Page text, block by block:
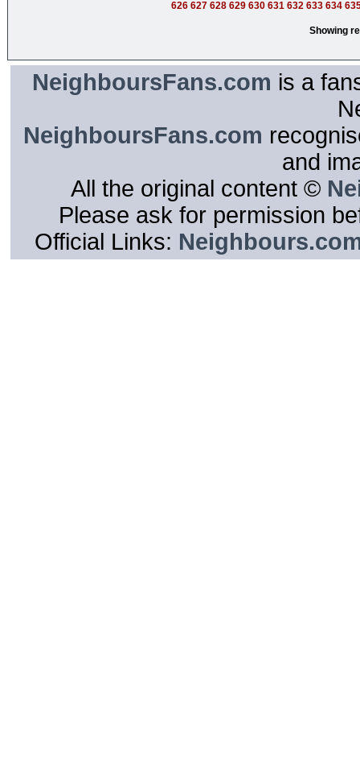
626 627 628 629 630 631 632 633 634
Showing
NeighboursFans.com is a
NeighboursFans.com
and
All the original content ©
Please ask for permission
Official Links: